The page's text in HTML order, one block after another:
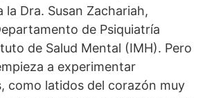
la Dra. Susan Zachariah,
de Psiquiatría
de Salud Mental (IMH). Pero
a experimentar
como latidos del corazón muy